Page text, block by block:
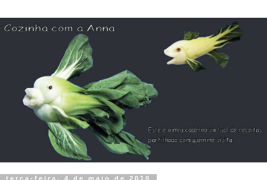
terça-feira, 4 de maio de 2010